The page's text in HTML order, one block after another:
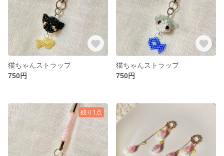
猫ちゃんストラップ
750円
猫ちゃんストラップ
750円
残り1点